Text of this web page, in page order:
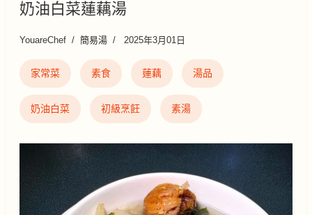
奶油白菜蓮藕湯
YouareChef 簡易湯 2025年3月01日
家常菜 素食 蓮藕 湯品
奶油白菜 初級烹飪 素湯